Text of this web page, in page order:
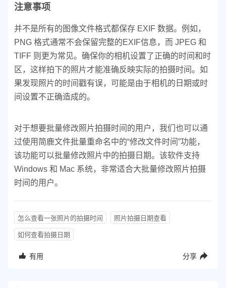
注意事项
并不是所有的图像文件格式都保存 EXIF 数据。例如，
PNG 格式通常不会保留完整的EXIF信息，而 JPEG 和
TIFF 则更为常见。 确保你的相机设置了正确的时间和时
区，这样拍下的照片才能准确反映实际的拍摄时间。如
果发现照片的时间戳有误，可能是由于相机的日期或时
间设置不正确造成的。
对于想要批量修改照片拍摄时间的用户，我们也可以通
过使用简鹿文件批量重命名中的“修改文件时间”功能，
该功能可以批量修改照片中的拍摄日期。该软件支持
Windows 和 Mac 系统，非常适合大批量修改照片拍摄
时间的用户。
怎么查看一张照片的拍摄时间 照片拍摄日期查看
如何查看拍摄日期
有用 分享